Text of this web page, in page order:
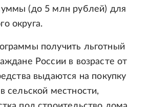
(до 5 млн рублей) для
округа.
получить льготный
России в возрасте от
выдаются на покупку
сельской местности,